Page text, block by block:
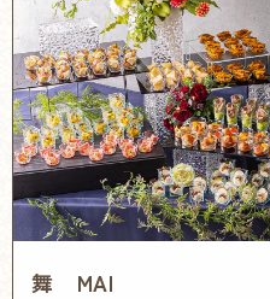
舞 MAI